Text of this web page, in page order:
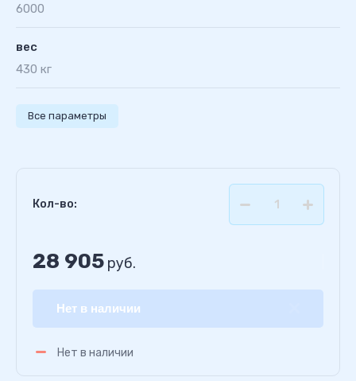
6000
вес
430 кг
Все параметры
Кол-во:
28 905 руб.
Нет в наличии
Нет в наличии